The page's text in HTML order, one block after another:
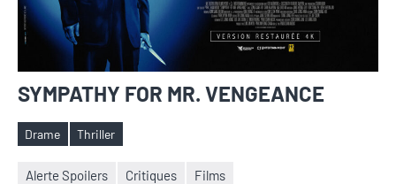
SYMPATHY FOR MR. VENGEANCE
Étiquettes
Drame Thriller
Alerte Spoilers Critiques
Films